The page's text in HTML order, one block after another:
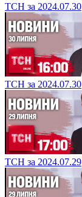
ТСН за 2024.07.30
ТСН за 2024.07.30
ТСН за 2024.07.29